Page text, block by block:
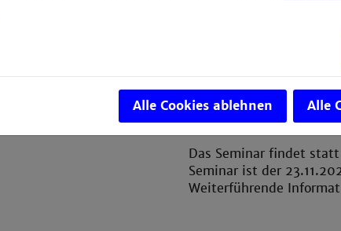
Technologien
Gehirnprozesse
Das Seminar gibt
kognitiven
und ethischen
mit Mr. Johns, einer
Fiction-Autors
Das Seminar findet
Seminar ist der
Weiterführende
Alle Cookies ablehnen Alle